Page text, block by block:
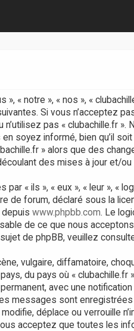
« notre », « nos », «
Si vous n’acceptez
pas « clubachille.fr
soyez informé, bien qu’il
» alors que des
des mises à jour et/ou
« ils », « eux », « leur », «
de forum, déclaré sous la
www.phpbb.com. Le
de ce que nous
de phpBB, veuillez
vulgaire, diffamatoire,
du pays où « clubachille.fr
avec une
messages sont
déplace ou verrouille
acceptez que toutes les